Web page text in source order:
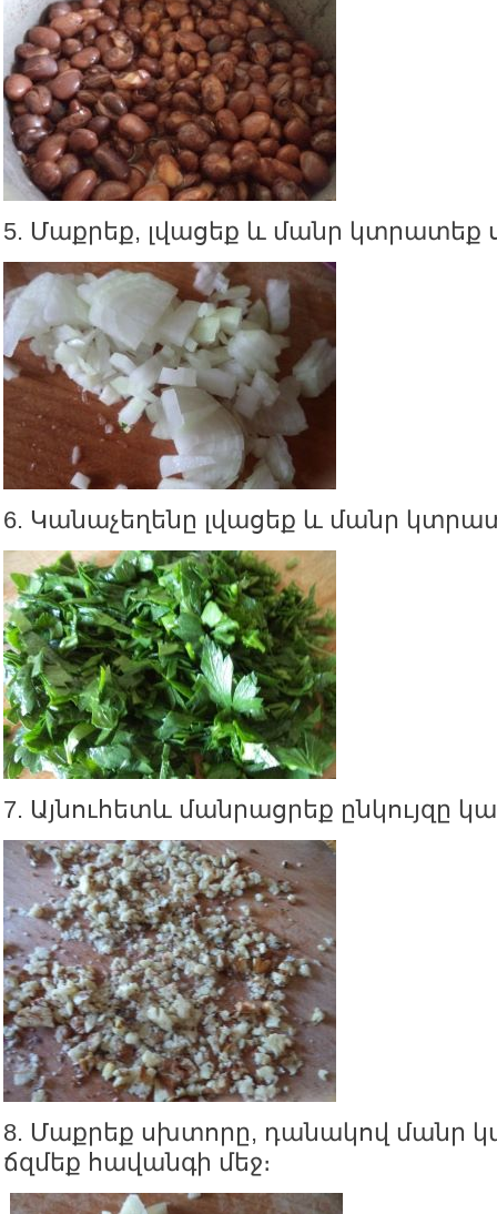
5. Մաքրեք, լվացեք և մանր կտրատեք
6. Կանաչեղենը լվացեք և մանր
7. Այնուհետև մանրացրեք ընկույզը
8. Մաքրեք սխտորը, դանակով մանր
ճզմեք հավանգի մեջ։